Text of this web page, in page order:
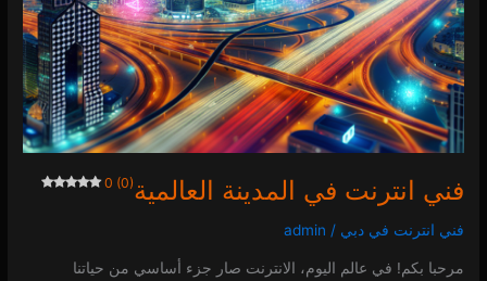
فني انترنت في المدينة العالمية0 (0)
فني انترنت في دبي /
admin
مرحبا بكم! في عالم اليوم، الانترنت صار جزء أساسي من حياتنا